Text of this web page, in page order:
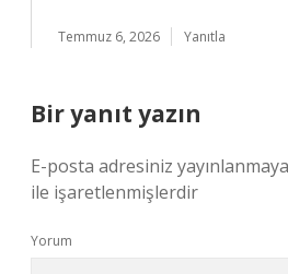
Temmuz 6, 2026 Yanıtla
Bir yanıt yazın
E-posta adresiniz
ile işaretlenmişlerdir
Yorum